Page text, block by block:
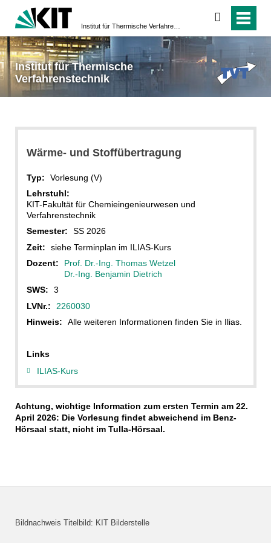
suchen
Institut für Thermische
Verfahrenstechnik
Wärme- und Stoffübertragung
Typ:
Vorlesung (V)
Lehrstuhl:
KIT-Fakultät für Chemieingenieurwesen und
Verfahrenstechnik
Semester:
SS 2026
Zeit:
siehe Terminplan im ILIAS-Kurs
Dozent:
Prof. Dr.-Ing. Thomas Wetzel
Dr.-Ing. Benjamin Dietrich
SWS:
3
LVNr.:
2260030
Hinweis:
Alle weiteren Informationen finden Sie in Ilias.
Links
ILIAS-Kurs
Achtung, wichtige Information zum ersten Termin am 22.
April 2026: Die Vorlesung findet abweichend im Benz-
Hörsaal statt, nicht im Tulla-Hörsaal.
Bildnachweis Titelbild: KIT Bilderstelle